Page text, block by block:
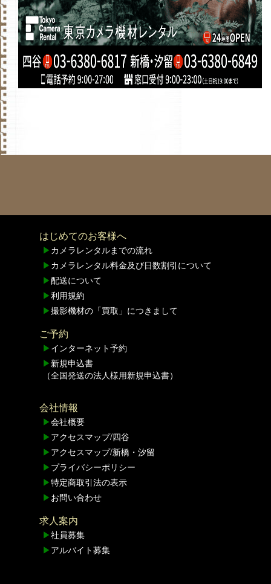
はじめてのお客様へ
▶ カメラレンタルまでの流れ
▶ カメラレンタル料金及び日数割引について
▶配送について
▶利用規約
▶撮影機材の「買取」につきまして
ご予約
▶ インターネット予約
▶ 新規申込書
（全国発送の法人様用新規申込書）
会社情報
▶会社概要
▶ アクセスマップ/四谷
▶ アクセスマップ/新橋・汐留
▶ プライバシーポリシー
▶特定商取引法の表示
▶ お問い合わせ
求人案内
▶社員募集
▶ アルバイト募集